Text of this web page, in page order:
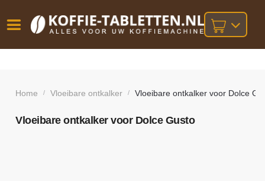
besteld,
volgende
bij orders
boven
Home / Vloeibare ontkalker / Vloeibare ontkalker voor Dolce
Vloeibare ontkalker voor Dolce Gusto